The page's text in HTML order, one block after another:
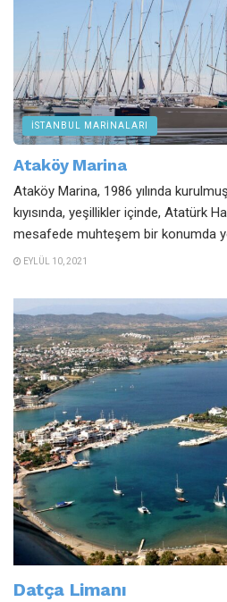
İSTANBUL MARINALARI
Ataköy Marina
Ataköy Marina, 1986 yılında
kıyısında, yeşillikler içinde, Atatürk
mesafede muhteşem bir konumda
EYLÜL 10, 2021
Datça Limanı